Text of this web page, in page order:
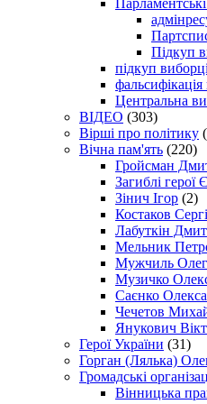
Підкуп
підкуп
фальсифікація
Центральна
ВІДЕО (303)
Вірші про політику
Вічна пам'ять (220)
Гройсман
Загиблі герої
Зінич Ігор (2)
Костаков
Лабуткін
Мельник
Мужчиль Олег
Музичко
Саєнко
Чечетов
Янукович
Герої України (31)
Горган (Лялька)
Громадські
Вінницька